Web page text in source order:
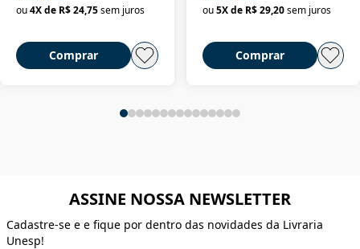
ou4X de R$ 24,75sem juros
Comprar
ou 5X de R$ 29,20 sem juros
Comprar
ASSINE NOSSA NEWSLETTER
Cadastre-se e e fique por dentro das novidades da Livraria
Unesp!